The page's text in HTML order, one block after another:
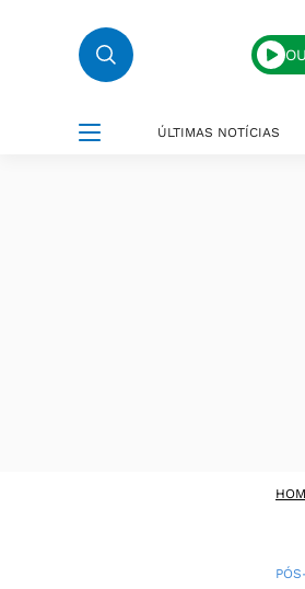
ÚLTIMAS NOTÍCIAS